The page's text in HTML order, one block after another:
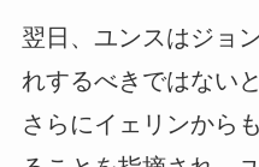
翌日、ユンスはジョ
れするべきではない
さらにイェリンから